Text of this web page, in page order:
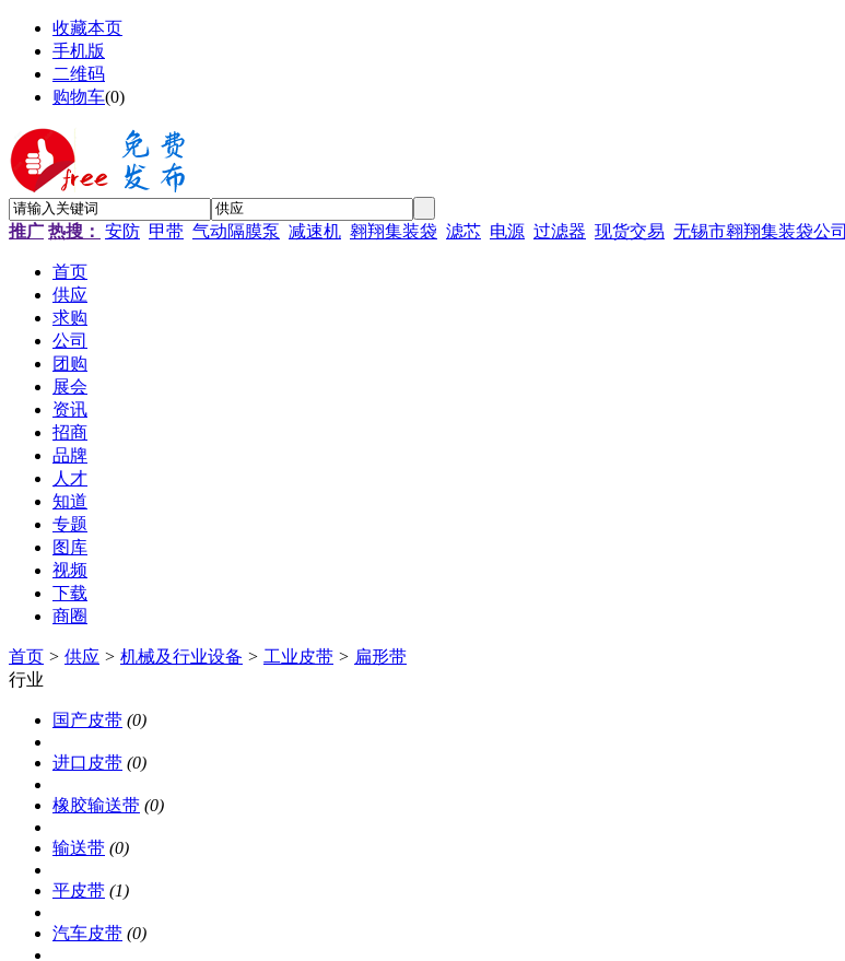
收藏本页
手机版
二维码
购物车(0)
推广 热搜： 安防 甲带 气动隔膜泵 减速机 翱翔集装袋 滤芯 电源 过滤器 现货交易 无锡市翱翔集装袋公司
首页
供应
求购
公司
团购
展会
资讯
招商
品牌
人才
知道
专题
图库
视频
下载
商圈
首页 > 供应 > 机械及行业设备 > 工业皮带 > 扁形带
行业
国产皮带 (0)
进口皮带 (0)
橡胶输送带 (0)
输送带 (0)
平皮带 (1)
汽车皮带 (0)